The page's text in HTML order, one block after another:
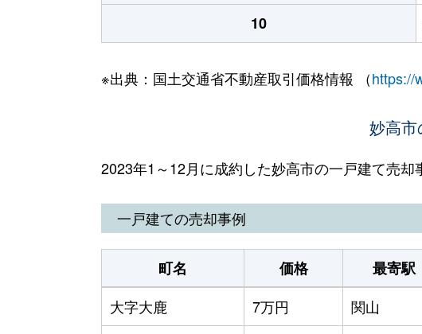
10
※出典：国土交通省不動産取引価格情報 （https://
妙高市
2023年1～12月に成約した妙高市の一戸建て売却
一戸建ての売却事例
町名 価格 最寄駅
大字大鹿
7万円 関山